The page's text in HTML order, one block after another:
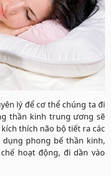
lý để cơ thể chúng ta đi
thần kinh trung ương sẽ
thích não bộ tiết ra các
phong bế thần kinh,
hoạt động, đi dần vào